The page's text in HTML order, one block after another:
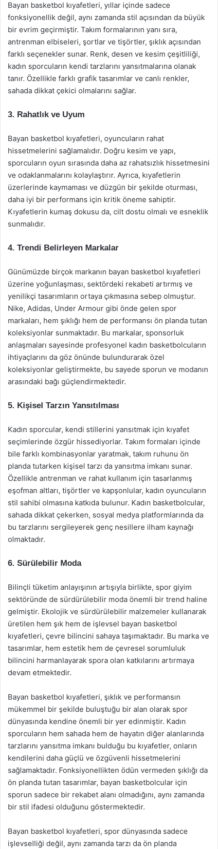
Bayan basketbol kıyafetleri, yıllar içinde sadece
fonksiyonellik değil, aynı zamanda stil açısından da büyük
bir evrim geçirmiştir. Takım formalarının yanı sıra,
antrenman elbiseleri, şortlar ve tişörtler, şıklık açısından
farklı seçenekler sunar. Renk, desen ve kesim çeşitliliği,
kadın sporcuların kendi tarzlarını yansıtmalarına olanak
tanır. Özellikle farklı grafik tasarımlar ve canlı renkler,
sahada dikkat çekici olmalarını sağlar.
3. Rahatlık ve Uyum
Bayan basketbol kıyafetleri, oyuncuların rahat
hissetmelerini sağlamalıdır. Doğru kesim ve yapı,
sporcuların oyun sırasında daha az rahatsızlık hissetmesini
ve odaklanmalarını kolaylaştırır. Ayrıca, kıyafetlerin
üzerlerinde kaymaması ve düzgün bir şekilde oturması,
daha iyi bir performans için kritik öneme sahiptir.
Kıyafetlerin kumaş dokusu da, cilt dostu olmalı ve esneklik
sunmalıdır.
4. Trendi Belirleyen Markalar
Günümüzde birçok markanın bayan basketbol kıyafetleri
üzerine yoğunlaşması, sektördeki rekabeti artırmış ve
yenilikçi tasarımların ortaya çıkmasına sebep olmuştur.
Nike, Adidas, Under Armour gibi önde gelen spor
markaları, hem şıklığı hem de performansı ön planda tutan
koleksiyonlar sunmaktadır. Bu markalar, sponsorluk
anlaşmaları sayesinde profesyonel kadın basketbolcuların
ihtiyaçlarını da göz önünde bulundurarak özel
koleksiyonlar geliştirmekte, bu sayede sporun ve modanın
arasındaki bağı güçlendirmektedir.
5. Kişisel Tarzın Yansıtılması
Kadın sporcular, kendi stillerini yansıtmak için kıyafet
seçimlerinde özgür hissediyorlar. Takım formaları içinde
bile farklı kombinasyonlar yaratmak, takım ruhunu ön
planda tutarken kişisel tarzı da yansıtma imkanı sunar.
Özellikle antrenman ve rahat kullanım için tasarlanmış
eşofman altları, tişörtler ve kapşonlular, kadın oyuncuların
stil sahibi olmasına katkıda bulunur. Kadın basketbolcular,
sahada dikkat çekerken, sosyal medya platformlarında da
bu tarzlarını sergileyerek genç nesillere ilham kaynağı
olmaktadır.
6. Sürülebilir Moda
Bilinçli tüketim anlayışının artışıyla birlikte, spor giyim
sektöründe de sürdürülebilir moda önemli bir trend haline
gelmiştir. Ekolojik ve sürdürülebilir malzemeler kullanarak
üretilen hem şık hem de işlevsel bayan basketbol
kıyafetleri, çevre bilincini sahaya taşımaktadır. Bu marka ve
tasarımlar, hem estetik hem de çevresel sorumluluk
bilincini harmanlayarak spora olan katkılarını artırmaya
devam etmektedir.
Bayan basketbol kıyafetleri, şıklık ve performansın
mükemmel bir şekilde buluştuğu bir alan olarak spor
dünyasında kendine önemli bir yer edinmiştir. Kadın
sporcuların hem sahada hem de hayatın diğer alanlarında
tarzlarını yansıtma imkanı bulduğu bu kıyafetler, onların
kendilerini daha güçlü ve özgüvenli hissetmelerini
sağlamaktadır. Fonksiyonellikten ödün vermeden şıklığı da
ön planda tutan tasarımlar, bayan basketbolcular için
sporun sadece bir rekabet alanı olmadığını, aynı zamanda
bir stil ifadesi olduğunu göstermektedir.
Bayan basketbol kıyafetleri, spor dünyasında sadece
işlevselliği değil, aynı zamanda tarzı da ön planda